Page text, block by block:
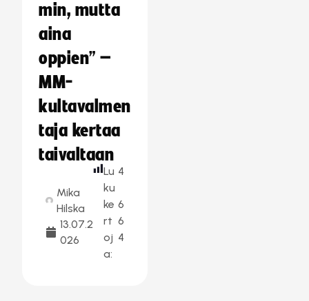
min, mutta
aina
oppien” –
MM-
kultavalmen
taja kertaa
taivaltaan
Mika
Hilska
13.07.2
026
Lu
ku
ke
rt
oj
a:
4
6
6
4